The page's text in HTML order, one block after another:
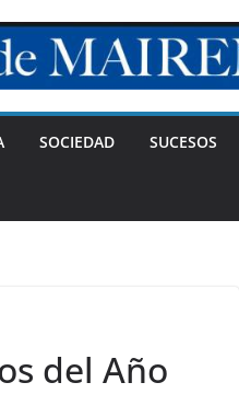
SOCIEDAD SUCESOS
del Año